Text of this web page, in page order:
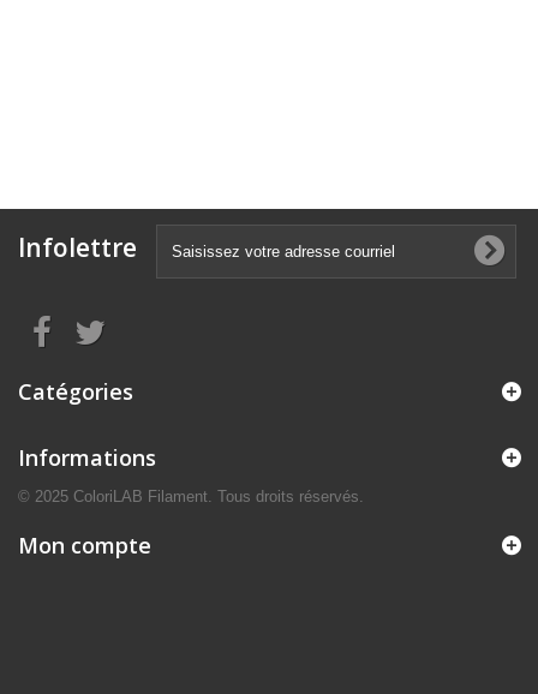
Infolettre
Catégories
Informations
© 2025 ColoriLAB Filament. Tous droits réservés.
Mon compte